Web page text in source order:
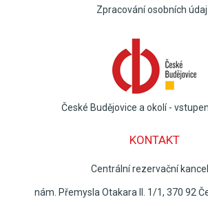
Zpracování osobních
České Budějovice a okolí -
KONTAKT
Centrální rezervační
nám. Přemysla Otakara II. 1/1, 370 92